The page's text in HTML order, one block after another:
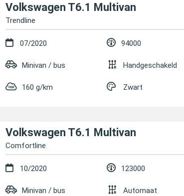
Volkswagen T6.1 Multivan
Trendline
07/2020 94000
Minivan / bus Handgeschakeld
160 g/km Zwart
Volkswagen T6.1 Multivan
Comfortline
10/2020 123000
Minivan / bus Automaat